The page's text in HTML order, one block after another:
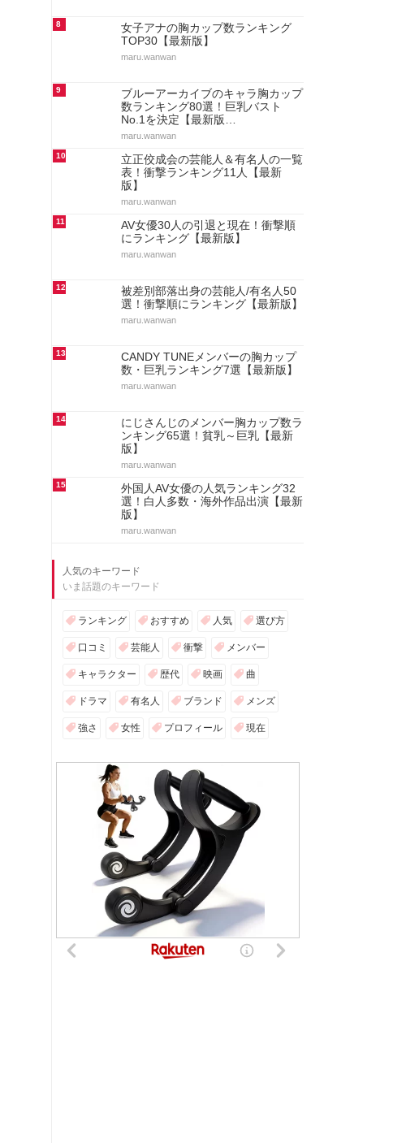
8
女子アナの胸カップ数ランキング
TOP30【最新版】
maru.wanwan
9
ブルーアーカイブのキャラ胸カップ
数ランキング80選！巨乳バスト
No.1を決定【最新版…
maru.wanwan
10
立正佼成会の芸能人＆有名人の一覧
表！衝撃ランキング11人【最新
版】
maru.wanwan
11
AV女優30人の引退と現在！衝撃順
にランキング【最新版】
maru.wanwan
12
被差別部落出身の芸能人/有名人50
選！衝撃順にランキング【最新版】
maru.wanwan
13
CANDY TUNEメンバーの胸カップ
数・巨乳ランキング7選【最新版】
maru.wanwan
14
にじさんじのメンバー胸カップ数ラ
ンキング65選！貧乳～巨乳【最新
版】
maru.wanwan
15
外国人AV女優の人気ランキング32
選！白人多数・海外作品出演【最新
版】
maru.wanwan
人気のキーワード
いま話題のキーワード
ランキング おすすめ 人気 選び方
口コミ 芸能人 衝撃 メンバー
キャラクター 歴代 映画 曲
ドラマ 有名人 ブランド メンズ
強さ 女性 プロフィール 現在